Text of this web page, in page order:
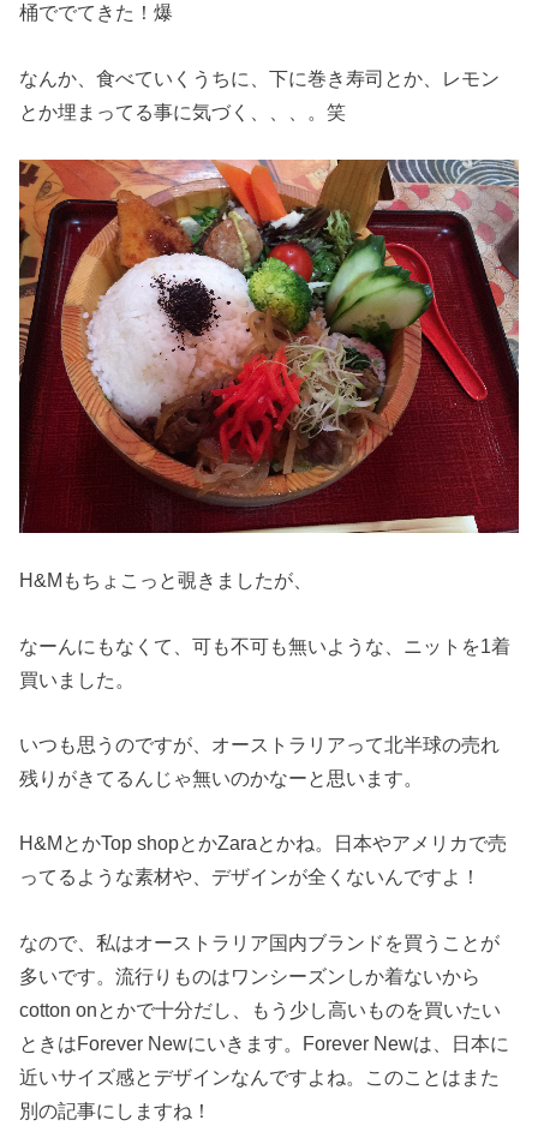
桶ででてきた！爆
なんか、食べていくうちに、下に巻き寿司とか、レモン
とか埋まってる事に気づく、、、。笑
H&Mもちょこっと覗きましたが、
なーんにもなくて、可も不可も無いような、ニットを1着
買いました。
いつも思うのですが、オーストラリアって北半球の売れ
残りがきてるんじゃ無いのかなーと思います。
H&MとかTop shopとかZaraとかね。日本やアメリカで売
ってるような素材や、デザインが全くないんですよ！
なので、私はオーストラリア国内ブランドを買うことが
多いです。流行りものはワンシーズンしか着ないから
cotton onとかで十分だし、もう少し高いものを買いたい
ときはForever Newにいきます。Forever Newは、日本に
近いサイズ感とデザインなんですよね。このことはまた
別の記事にしますね！